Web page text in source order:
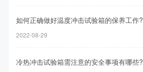
如何正确做好温度冲击试验箱的保养工作?
2022-08-29
冷热冲击试验箱需注意的安全事项有哪些?